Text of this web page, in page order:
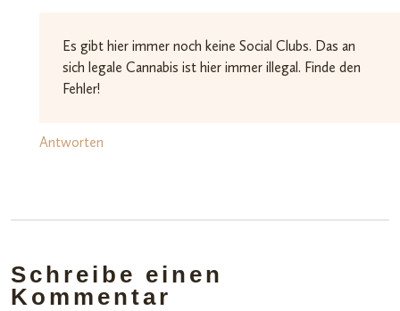
Es gibt hier immer noch keine Social Clubs. Das an
sich legale Cannabis ist hier immer illegal. Finde den
Fehler!
Antworten
Schreibe einen
Kommentar